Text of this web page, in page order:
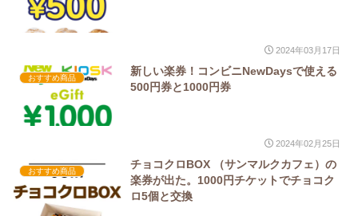
2024年03月17日
おすすめ商品
新しい楽券！コンビニNewDaysで使える
500円券と1000円券
2024年02月25日
おすすめ商品
チョコクロBOX （サンマルクカフェ）の
楽券が出た。1000円チケットでチョコク
ロ5個と交換